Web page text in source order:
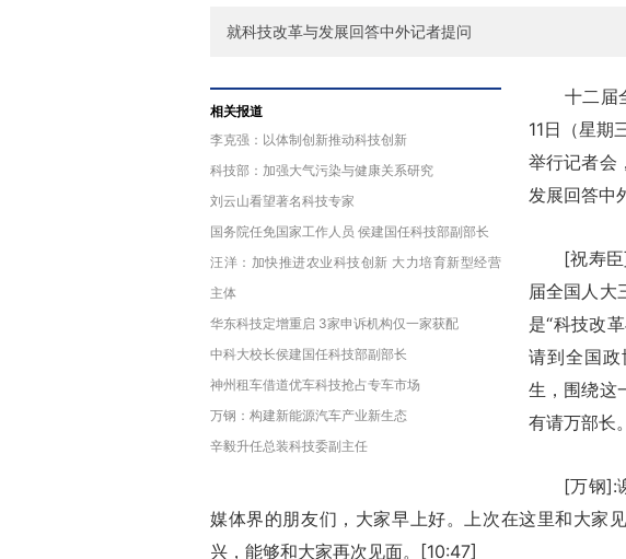
就科技改革与发展回答中外记者提问
相关报道
李克强：以体制创新推动科技创新
科技部：加强大气污染与健康关系研究
刘云山看望著名科技专家
国务院任免国家工作人员 侯建国任科技部副部长
汪洋：加快推进农业科技创新 大力培育新型经营
主体
华东科技定增重启 3家申诉机构仅一家获配
中科大校长侯建国任科技部副部长
神州租车借道优车科技抢占专车市场
万钢：构建新能源汽车产业新生态
辛毅升任总装科技委副主任
十二届全
11日（星期
举行记者会
发展回答中
[祝寿臣]:
届全国人大
是“科技改
请到全国
生，围绕这
有请万部长
[万钢]:谢
媒体界的朋友们，大家早上好。上次在这里和大家
兴，能够和大家再次见面。[10:47]